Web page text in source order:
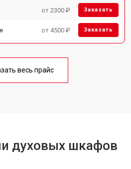
от 2300 ₽ Заказать
от 4500 ₽ Заказать
весь прайс
духовых шкафов